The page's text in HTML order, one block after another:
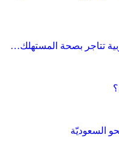
تتاجر بصحة المستهلك…
السعوديّة